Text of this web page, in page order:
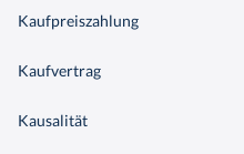
Kaufpreiszahlung
Kaufvertrag
Kausalität